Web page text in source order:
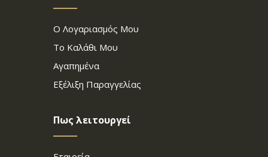
Ο Λογαριασμός Μου
Το Καλάθι Μου
Αγαπημένα
Εξέλιξη Παραγγελίας
Πως λειτουργεί